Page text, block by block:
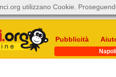
Pubblicità
Napoli
utilizzano Cookie.